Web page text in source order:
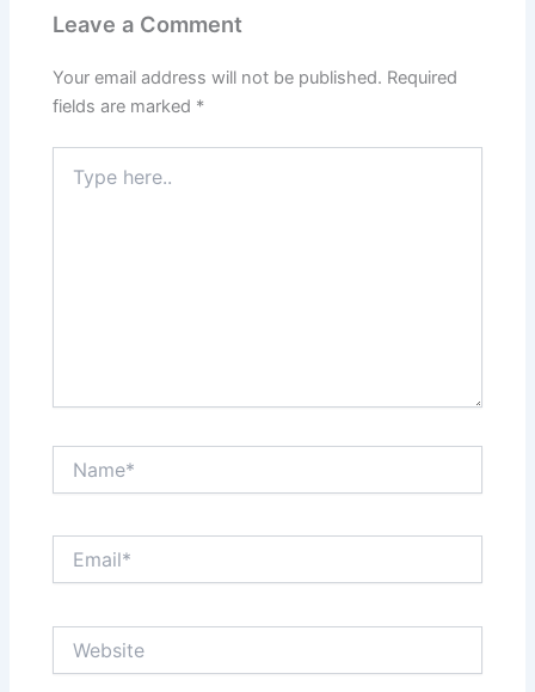
Leave a Comment
Your email address will not be published. Required
fields are marked *
here..